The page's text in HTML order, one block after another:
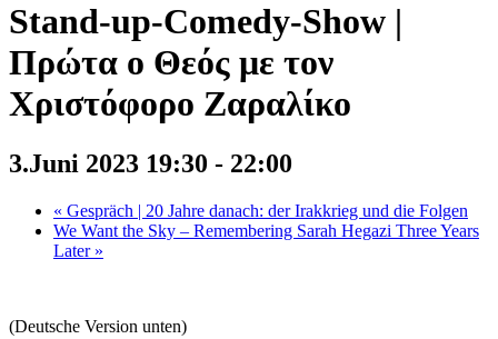
Stand-up-Comedy-Show |
Πρώτα ο Θεός με τον
Χριστόφορο Ζαραλίκο
3.Juni 2023 19:30 - 22:00
« Gespräch | 20 Jahre danach: der Irakkrieg und die Folgen
We Want the Sky – Remembering Sarah Hegazi Three Years
Later »
(Deutsche Version unten)